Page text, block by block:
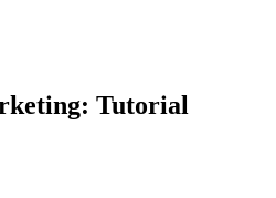
Tutorial